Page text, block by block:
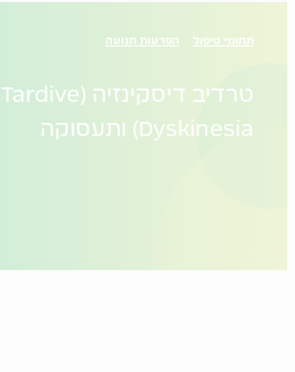
תחומי טיפול הפרעות תנועה
טרדיב דיסקינזיה (Tardive
Dyskinesia) ותעסוקה